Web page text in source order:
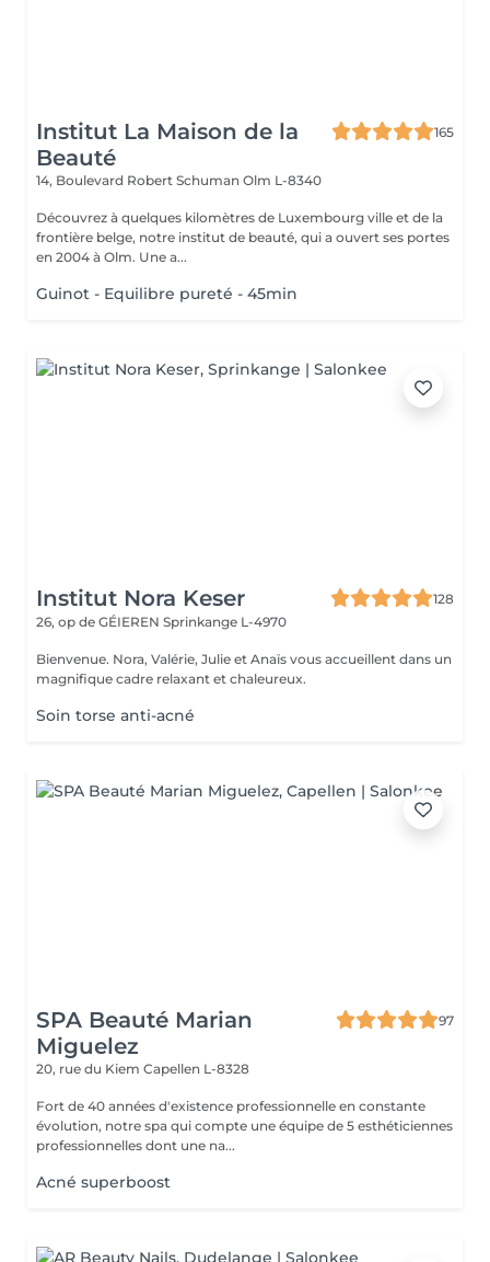
Institut La Maison de la
Beauté
165
14, Boulevard Robert Schuman Olm L-8340
Découvrez à quelques kilomètres de Luxembourg ville et de la
frontière belge, notre institut de beauté, qui a ouvert ses portes
en 2004 à Olm. Une a...
Guinot - Equilibre pureté - 45min
Institut Nora Keser
128
26, op de GÉIEREN Sprinkange L-4970
Bienvenue. Nora, Valérie, Julie et Anaïs vous accueillent dans un
magnifique cadre relaxant et chaleureux.
Soin torse anti-acné
SPA Beauté Marian
Miguelez
97
20, rue du Kiem Capellen L-8328
Fort de 40 années d'existence professionnelle en constante
évolution, notre spa qui compte une équipe de 5 esthéticiennes
professionnelles dont une na...
Acné superboost